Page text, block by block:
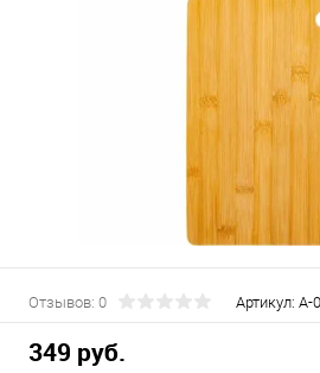
Отзывов: 0 Артикул: А-
349 руб.